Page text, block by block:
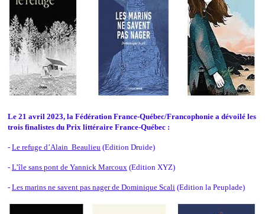
Le 21 avril 2023, la Fédération France-Québec/Francophonie a dévoilé les
trois finalistes du Prix littéraire France-Québec :
- Le refuge d’Alain Beaulieu (Edition Druide)
- L’île sans pont de Yannick Marcoux (Edition XYZ)
- Les marins ne savent pas nager de Dominique Scali (Edition la Peuplade)